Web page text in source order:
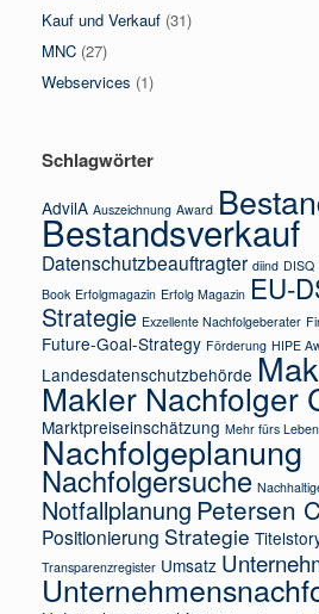
Kauf und Verkauf (31)
MNC (27)
Webservices (1)
Schlagwörter
AdvilA Auszeichnung Award
Bestandsverkauf
Datenschutzbeauftragter diind DISQ
Book Erfolgmagazin Erfolg Magazin EU-
Strategie Exzellente Nachfolgeberater
Future-Goal-Strategy Förderung HIPE
Landesdatenschutzbehörde
Makler Nachfolger
Marktpreiseinschätzung Mehr fürs
Nachfolgeplanung
Nachfolgersuche
Notfallplanung Petersen
Positionierung Strategie
Transparenzregister Umsatz